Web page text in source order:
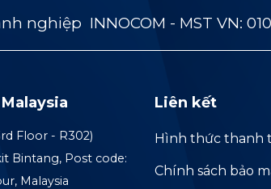
nghiệp INNOCOM - MST VN:
Floor - R302)
Bintang, Post code:
Malaysia
Liên kết
Hình thức thanh
Chính sách bảo